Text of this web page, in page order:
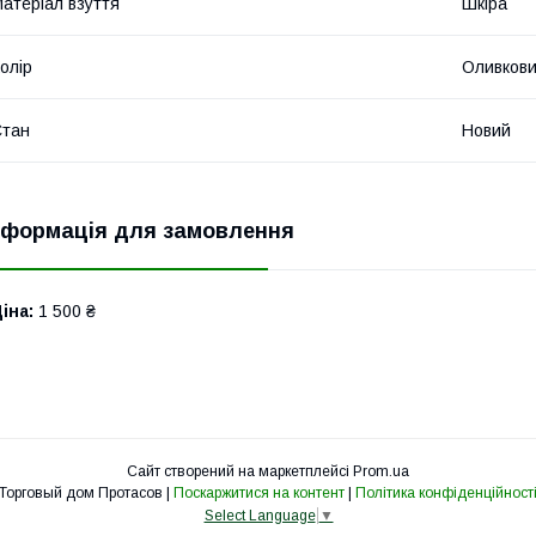
Новий
для замовлення
1 500 ₴
Сайт створений на маркетплейсі Prom.ua
Торговый дом Протасов | Поскаржитися на контент | Політика конфіденційності
Select Language ▼